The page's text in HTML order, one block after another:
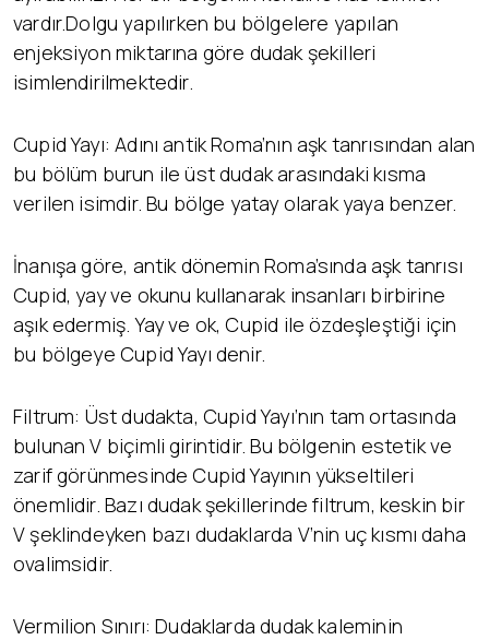
vardır.Dolgu yapılırken bu bölgelere yapılan
enjeksiyon miktarına göre dudak şekilleri
isimlendirilmektedir.
Cupid Yayı: Adını antik Roma’nın aşk tanrısından alan
bu bölüm burun ile üst dudak arasındaki kısma
verilen isimdir. Bu bölge yatay olarak yaya benzer.
İnanışa göre, antik dönemin Roma’sında aşk tanrısı
Cupid, yay ve okunu kullanarak insanları birbirine
aşık edermiş. Yay ve ok, Cupid ile özdeşleştiği için
bu bölgeye Cupid Yayı denir.
Filtrum: Üst dudakta, Cupid Yayı’nın tam ortasında
bulunan V biçimli girintidir. Bu bölgenin estetik ve
zarif görünmesinde Cupid Yayının yükseltileri
önemlidir. Bazı dudak şekillerinde filtrum, keskin bir
V şeklindeyken bazı dudaklarda V’nin uç kısmı daha
ovalimsidir.
Vermilion Sınırı: Dudaklarda dudak kaleminin